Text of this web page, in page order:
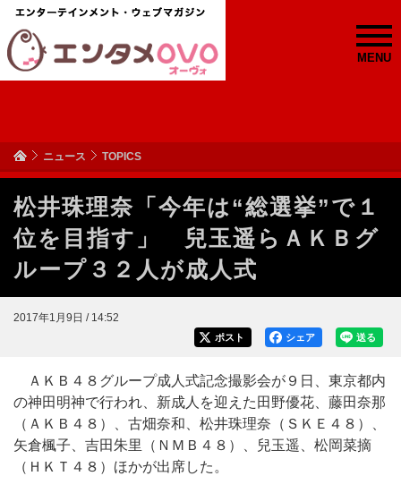
MENU
ニュース TOPICS
松井珠理奈「今年は“総選挙”で１
位を目指す」 兒玉遥らＡＫＢグ
ループ３２人が成人式
2017年1月9日 / 14:52
送る
シェア
ポスト
ＡＫＢ４８グループ成人式記念撮影会が９日、東京都内
の神田明神で行われ、新成人を迎えた田野優花、藤田奈那
（ＡＫＢ４８）、古畑奈和、松井珠理奈（ＳＫＥ４８）、
矢倉楓子、吉田朱里（ＮＭＢ４８）、兒玉遥、松岡菜摘
（ＨＫＴ４８）ほかが出席した。